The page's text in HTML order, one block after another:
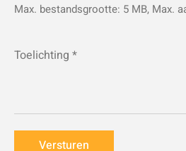
Max. bestandsgrootte: 5 MB, Max.
Toelichting